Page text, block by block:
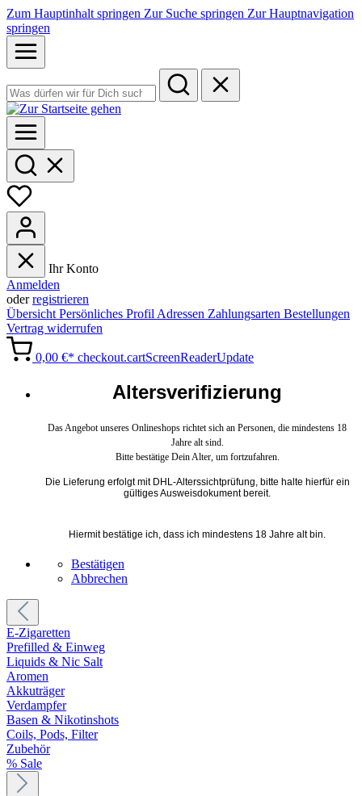
Zum Hauptinhalt springen Zur Suche springen Zur Hauptnavigation
springen
Ihr Konto
Anmelden
oderregistrieren
Übersicht Persönliches Profil Adressen Zahlungsarten Bestellungen
Vertrag widerrufen
0,00 €* checkout.cartScreenReaderUpdate
Altersverifizierung
Das Angebot unseres Onlineshops richtet sich an Personen, die mindestens 18
Jahre alt sind.
Bitte bestätige Dein Alter, um fortzufahren.
Die Lieferung erfolgt mit DHL-Alterssichtprüfung, bitte halte hierfür ein
gültiges Ausweisdokument bereit.
Hiermit bestätige ich, dass ich mindestens 18 Jahre alt bin.
Bestätigen
Abbrechen
E-Zigaretten
Prefilled & Einweg
Liquids & Nic Salt
Aromen
Akkuträger
Verdampfer
Basen & Nikotinshots
Coils, Pods, Filter
Zubehör
% Sale